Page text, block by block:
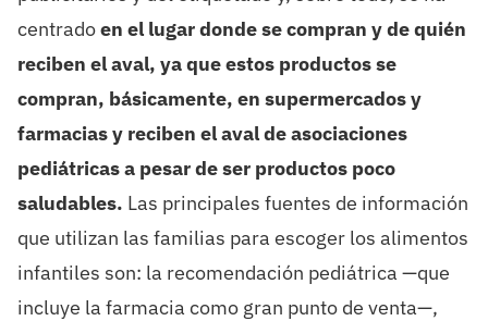
centradoen el lugar donde se compran y de quién
reciben el aval, ya que estos productos se
compran, básicamente, en supermercados y
farmacias y reciben el aval de asociaciones
pediátricas a pesar de ser productos poco
saludables. Las principales fuentes de información
que utilizan las familias para escoger los alimentos
infantiles son: la recomendación pediátrica —que
incluye la farmacia como gran punto de venta—,